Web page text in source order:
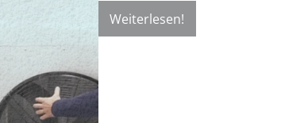
Weiterlesen!